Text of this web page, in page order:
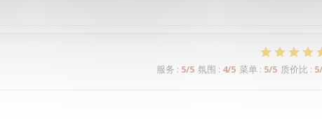
服务 : 5/5 氛围 : 4/5 菜单 : 5/5 质价比 : 5